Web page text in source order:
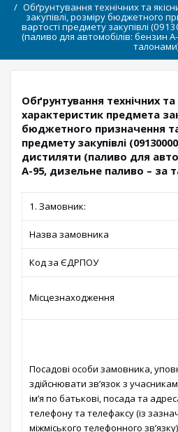
Обґрунтування технічних та
закупівлі, розміру бюджетного
вартості предмету закупівлі
(паливо для автомобілів: бензин
Обґрунтування технічних та
характеристик предмета
бюджетного призначення та
предмету закупівлі
дистиляти (паливо для
А-95, дизельне паливо – за
1. Замовник:
Назва замовника
Код за ЄДРПОУ
Місцезнаходження
Посадові особи замовника,
здійснювати зв’язок з
ім’я по батькові, посада та
телефону та телефаксу (із
міжміського телефонного